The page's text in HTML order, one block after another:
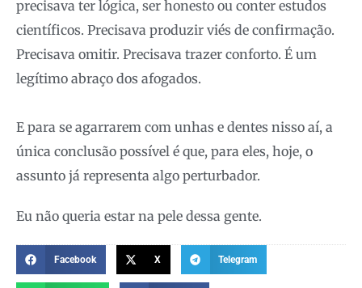
precisava ter lógica, ser honesto ou conter estudos
científicos. Precisava produzir viés de confirmação.
Precisava omitir. Precisava trazer conforto. É um
legítimo abraço dos afogados.
E para se agarrarem com unhas e dentes nisso aí, a
única conclusão possível é que, para eles, hoje, o
assunto já representa algo perturbador.
Eu não queria estar na pele dessa gente.
Facebook X Telegram